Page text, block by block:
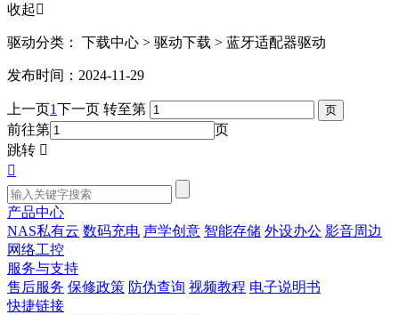
收起
驱动分类： 下载中心 > 驱动下载 > 蓝牙适配器驱动
发布时间：2024-11-29
上一页1下一页 转至第
前往第
页
跳转 

产品中心
NAS私有云 数码充电 声学创意 智能存储 外设办公 影音周边
网络工控
服务与支持
售后服务 保修政策 防伪查询 视频教程 电子说明书
快捷链接